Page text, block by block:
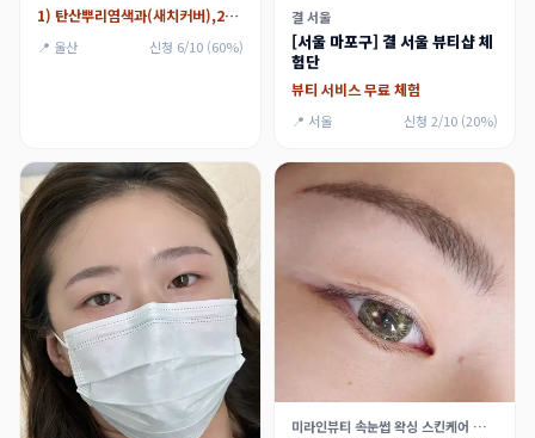
1) 탄산뿌리염색과(새치커버),2) 모발클리닉
📍 울산 신청 6/10 (60%)
결 서울
[서울 마포구] 결 서울 뷰티샵 체
험단
뷰티 서비스 무료 체험
📍 서울 신청 2/10 (20%)
미라인뷰티 속눈썹 왁싱 스킨케어 가산점